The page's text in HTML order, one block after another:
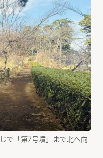
で「第7号墳」まで北へ向